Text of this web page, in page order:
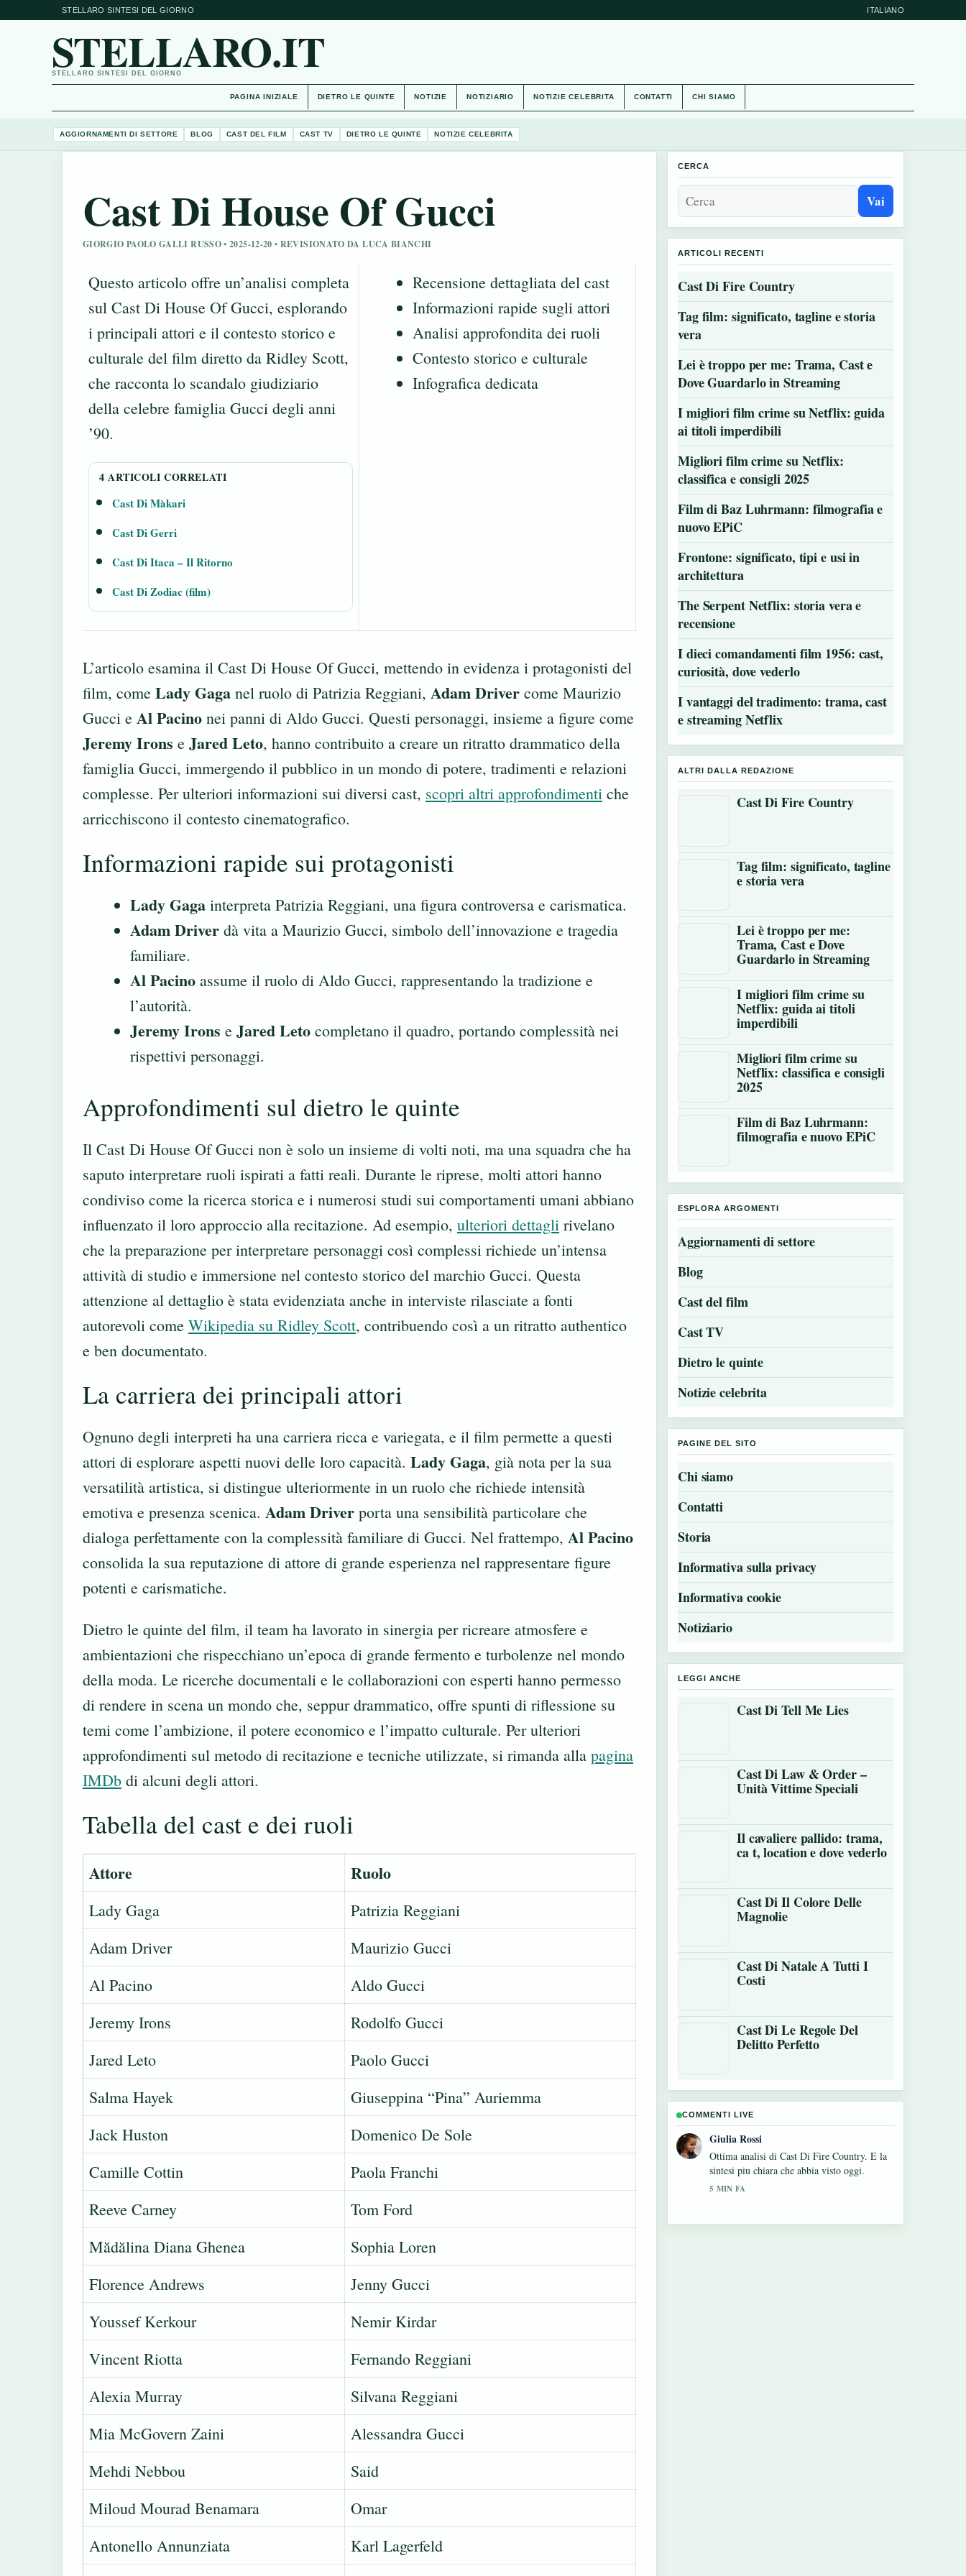
STELLARO SINTESI DEL GIORNO ITALIANO
STELLARO.IT
STELLARO SINTESI DEL GIORNO
PAGINA INIZIALE DIETRO LE QUINTE NOTIZIE NOTIZIARIO NOTIZIE CELEBRITA CONTATTI CHI SIAMO
AGGIORNAMENTI DI SETTORE BLOG CAST DEL FILM CAST TV DIETRO LE QUINTE NOTIZIE CELEBRITA
Cast Di House Of Gucci
GIORGIO PAOLO GALLI RUSSO • 2025-12-20 • REVISIONATO DA LUCA BIANCHI
Questo articolo offre un’analisi completa
sul Cast Di House Of Gucci, esplorando
i principali attori e il contesto storico e
culturale del film diretto da Ridley Scott,
che racconta lo scandalo giudiziario
della celebre famiglia Gucci degli anni
’90.
4 ARTICOLI CORRELATI
Cast Di Màkari
Cast Di Gerri
Cast Di Itaca – Il Ritorno
Cast Di Zodiac (film)
Recensione dettagliata del cast
Informazioni rapide sugli attori
Analisi approfondita dei ruoli
Contesto storico e culturale
Infografica dedicata
L’articolo esamina il Cast Di House Of Gucci, mettendo in evidenza i protagonisti del
film, come Lady Gaga nel ruolo di Patrizia Reggiani, Adam Driver come Maurizio
Gucci e Al Pacino nei panni di Aldo Gucci. Questi personaggi, insieme a figure come
Jeremy Irons e Jared Leto, hanno contribuito a creare un ritratto drammatico della
famiglia Gucci, immergendo il pubblico in un mondo di potere, tradimenti e relazioni
complesse. Per ulteriori informazioni sui diversi cast, scopri altri approfondimenti che
arricchiscono il contesto cinematografico.
Informazioni rapide sui protagonisti
Lady Gaga interpreta Patrizia Reggiani, una figura controversa e carismatica.
Adam Driver dà vita a Maurizio Gucci, simbolo dell’innovazione e tragedia
familiare.
Al Pacino assume il ruolo di Aldo Gucci, rappresentando la tradizione e
l’autorità.
Jeremy Irons e Jared Leto completano il quadro, portando complessità nei
rispettivi personaggi.
Approfondimenti sul dietro le quinte
Il Cast Di House Of Gucci non è solo un insieme di volti noti, ma una squadra che ha
saputo interpretare ruoli ispirati a fatti reali. Durante le riprese, molti attori hanno
condiviso come la ricerca storica e i numerosi studi sui comportamenti umani abbiano
influenzato il loro approccio alla recitazione. Ad esempio, ulteriori dettagli rivelano
che la preparazione per interpretare personaggi così complessi richiede un’intensa
attività di studio e immersione nel contesto storico del marchio Gucci. Questa
attenzione al dettaglio è stata evidenziata anche in interviste rilasciate a fonti
autorevoli come Wikipedia su Ridley Scott, contribuendo così a un ritratto authentico
e ben documentato.
La carriera dei principali attori
Ognuno degli interpreti ha una carriera ricca e variegata, e il film permette a questi
attori di esplorare aspetti nuovi delle loro capacità. Lady Gaga, già nota per la sua
versatilità artistica, si distingue ulteriormente in un ruolo che richiede intensità
emotiva e presenza scenica. Adam Driver porta una sensibilità particolare che
dialoga perfettamente con la complessità familiare di Gucci. Nel frattempo, Al Pacino
consolida la sua reputazione di attore di grande esperienza nel rappresentare figure
potenti e carismatiche.
Dietro le quinte del film, il team ha lavorato in sinergia per ricreare atmosfere e
ambientazioni che rispecchiano un’epoca di grande fermento e turbolenze nel mondo
della moda. Le ricerche documentali e le collaborazioni con esperti hanno permesso
di rendere in scena un mondo che, seppur drammatico, offre spunti di riflessione su
temi come l’ambizione, il potere economico e l’impatto culturale. Per ulteriori
approfondimenti sul metodo di recitazione e tecniche utilizzate, si rimanda alla pagina
IMDb di alcuni degli attori.
Tabella del cast e dei ruoli
Attore Ruolo
Lady Gaga
Patrizia Reggiani
Adam Driver
Maurizio Gucci
Al Pacino
Aldo Gucci
Jeremy Irons
Rodolfo Gucci
Jared Leto
Paolo Gucci
Salma Hayek
Giuseppina “Pina” Auriemma
Jack Huston
Domenico De Sole
Camille Cottin
Paola Franchi
Reeve Carney
Tom Ford
Mădălina Diana Ghenea
Sophia Loren
Florence Andrews
Jenny Gucci
Youssef Kerkour
Nemir Kirdar
Vincent Riotta
Fernando Reggiani
Alexia Murray
Silvana Reggiani
Mia McGovern Zaini
Alessandra Gucci
Mehdi Nebbou
Said
Miloud Mourad Benamara
Omar
Antonello Annunziata
Karl Lagerfeld
CERCA
Vai
ARTICOLI RECENTI
Cast Di Fire Country
Tag film: significato, tagline e storia
vera
Lei è troppo per me: Trama, Cast e
Dove Guardarlo in Streaming
I migliori film crime su Netflix: guida
ai titoli imperdibili
Migliori film crime su Netflix:
classifica e consigli 2025
Film di Baz Luhrmann: filmografia e
nuovo EPiC
Frontone: significato, tipi e usi in
architettura
The Serpent Netflix: storia vera e
recensione
I dieci comandamenti film 1956: cast,
curiosità, dove vederlo
I vantaggi del tradimento: trama, cast
e streaming Netflix
ALTRI DALLA REDAZIONE
Cast Di Fire Country
Tag film: significato, tagline
e storia vera
Lei è troppo per me:
Trama, Cast e Dove
Guardarlo in Streaming
I migliori film crime su
Netflix: guida ai titoli
imperdibili
Migliori film crime su
Netflix: classifica e consigli
2025
Film di Baz Luhrmann:
filmografia e nuovo EPiC
ESPLORA ARGOMENTI
Aggiornamenti di settore
Blog
Cast del film
Cast TV
Dietro le quinte
Notizie celebrita
PAGINE DEL SITO
Chi siamo
Contatti
Storia
Informativa sulla privacy
Informativa cookie
Notiziario
LEGGI ANCHE
Cast Di Tell Me Lies
Cast Di Law & Order –
Unità Vittime Speciali
Il cavaliere pallido: trama,
ca t, location e dove vederlo
Cast Di Il Colore Delle
Magnolie
Cast Di Natale A Tutti I
Costi
Cast Di Le Regole Del
Delitto Perfetto
COMMENTI LIVE
Marco Bianchi
Seguo da vicino Tag film: significato, tagline
e storia vera – apprezzo il tono equilibrato di
questa copertura.